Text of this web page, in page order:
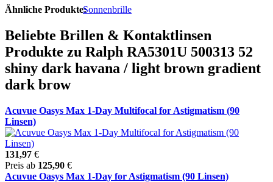
Ähnliche Produkte:Sonnenbrille
Beliebte Brillen & Kontaktlinsen
Produkte zu Ralph RA5301U 500313 52
shiny dark havana / light brown gradient
dark brow
Acuvue Oasys Max 1-Day Multifocal for Astigmatism (90
Linsen)
131,97 €
Preis ab 125,90 €
Acuvue Oasys Max 1-Day for Astigmatism (90 Linsen)